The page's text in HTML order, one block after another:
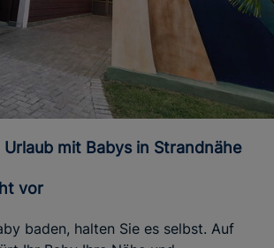
Urlaub mit Babys in Strandnähe
vor
baden, halten Sie es selbst. Auf